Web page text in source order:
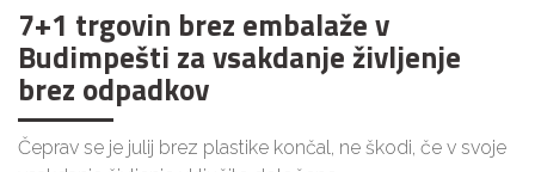
7+1 trgovin brez embalaže v
Budimpešti za vsakdanje življenje
brez odpadkov
Čeprav se je julij brez plastike končal, ne škodi, če v svoje